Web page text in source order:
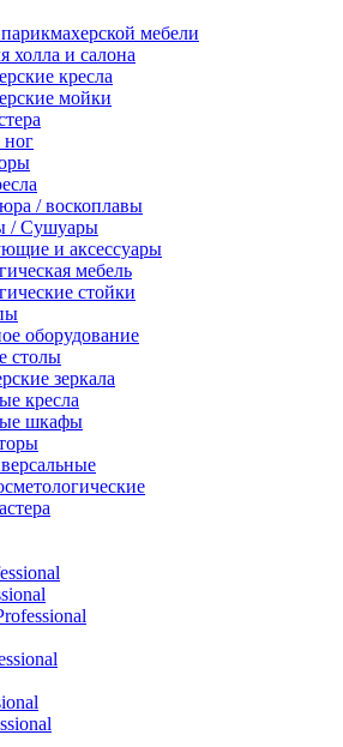
мебели
холла и салона
кресла
мойки
/ воскоплавы
/ Сушуары
и аксессуары
мебель
стойки
оборудование
столы
зеркала
кресла
шкафы